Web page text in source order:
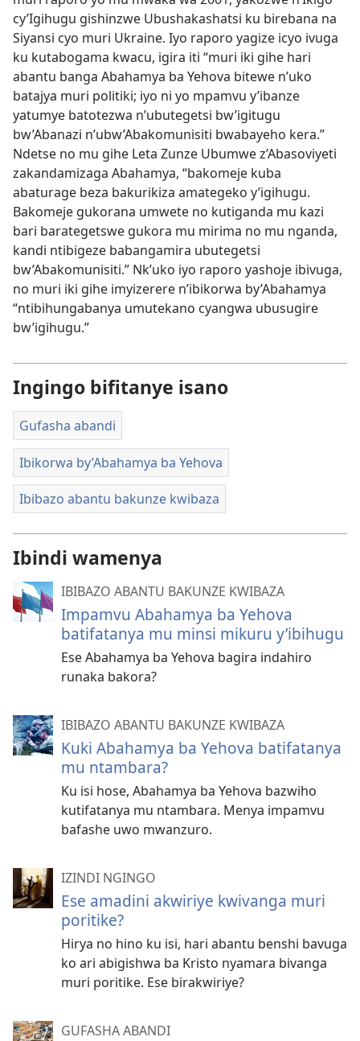
cy’Igihugu gishinzwe Ubushakashatsi ku birebana na
Siyansi cyo muri Ukraine. Iyo raporo yagize icyo ivuga
ku kutabogama kwacu, igira iti “muri iki gihe hari
abantu banga Abahamya ba Yehova bitewe n’uko
batajya muri politiki; iyo ni yo mpamvu y’ibanze
yatumye batotezwa n’ubutegetsi bw’igitugu
bw’Abanazi n’ubw’Abakomunisiti bwabayeho kera.”
Ndetse no mu gihe Leta Zunze Ubumwe z’Abasoviyeti
zakandamizaga Abahamya, “bakomeje kuba
abaturage beza bakurikiza amategeko y’igihugu.
Bakomeje gukorana umwete no kutiganda mu kazi
bari barategetswe gukora mu mirima no mu nganda,
kandi ntibigeze babangamira ubutegetsi
bw’Abakomunisiti.” Nk’uko iyo raporo yashoje ibivuga,
no muri iki gihe imyizerere n’ibikorwa by’Abahamya
“ntibihungabanya umutekano cyangwa ubusugire
bw’igihugu.”
Ingingo bifitanye isano
Gufasha abandi
Ibikorwa by’Abahamya ba Yehova
Ibibazo abantu bakunze kwibaza
Ibindi wamenya
IBIBAZO ABANTU BAKUNZE KWIBAZA
Impamvu Abahamya ba Yehova
batifatanya mu minsi mikuru y’ibihugu
Ese Abahamya ba Yehova bagira indahiro
runaka bakora?
IBIBAZO ABANTU BAKUNZE KWIBAZA
Kuki Abahamya ba Yehova batifatanya
mu ntambara?
Ku isi hose, Abahamya ba Yehova bazwiho
kutifatanya mu ntambara. Menya impamvu
bafashe uwo mwanzuro.
IZINDI NGINGO
Ese amadini akwiriye kwivanga muri
poritike?
Hirya no hino ku isi, hari abantu benshi bavuga
ko ari abigishwa ba Kristo nyamara bivanga
muri poritike. Ese birakwiriye?
GUFASHA ABANDI